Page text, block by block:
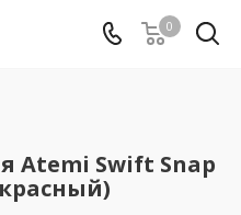
0
Atemi Swift Snap